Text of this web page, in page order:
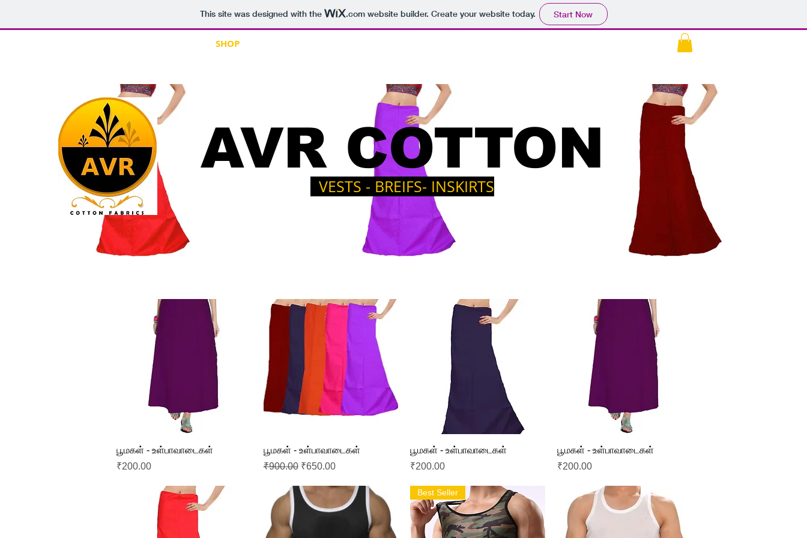
This site was designed with the .comwebsite builder. Create your website today. Start Now
SHOP
AVR COTTON
VESTS - BREIFS- INSKIRTS
Quick View
பூமகள் - உள்பாவாடைகள்
Price
₹200.00
Quick View
பூமகள் - உள்பாவாடைகள்
Regular Price
₹900.00 Sale Price
₹650.00
Quick View
பூமகள் - உள்பாவாடைகள்
Price
₹200.00
Quick View
பூமகள் - உள்பாவாடைகள்
Price
₹200.00
Best Seller